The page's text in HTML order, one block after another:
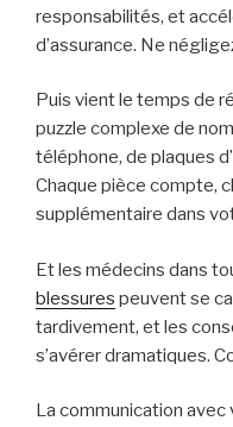
responsabilités, et
d’assurance. Ne
Puis vient le temps de
puzzle complexe de
téléphone, de plaques
Chaque pièce compte,
supplémentaire dans
Et les médecins dans
blessures peuvent se
tardivement, et les
s’avérer dramatiques.
La communication avec